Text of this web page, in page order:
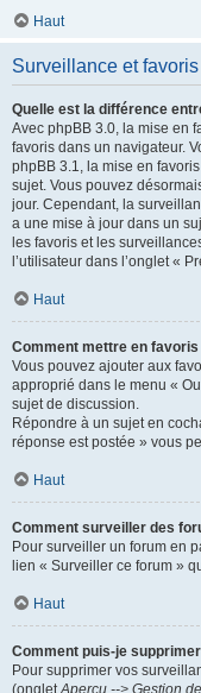
Haut
Surveillance et favoris
Quelle est la différence
Avec phpBB 3.0, la mise en
favoris dans un navigateur.
phpBB 3.1, la mise en
sujet. Vous pouvez
jour. Cependant, la
a une mise à jour dans un
les favoris et les
l’utilisateur dans l’onglet «
Haut
Comment mettre en
Vous pouvez ajouter aux
approprié dans le menu «
sujet de discussion.
Répondre à un sujet en
réponse est postée » vous
Haut
Comment surveiller des
Pour surveiller un forum en
lien « Surveiller ce forum »
Haut
Comment puis-je
Pour supprimer vos